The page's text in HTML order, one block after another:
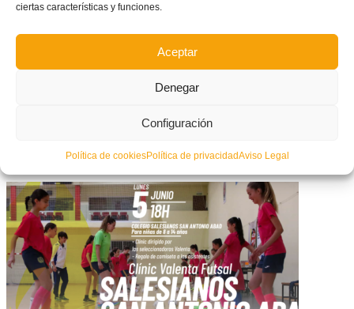
ciertas características y funciones.
Aceptar
Denegar
Configuración
Política de cookiesPolítica de privacidadAviso Legal
What you can read next